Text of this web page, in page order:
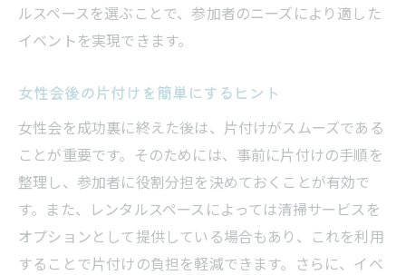
ルスペースを選ぶことで、参加者のニーズにより適した
イベントを実現できます。
女性会後の片付けを簡単にするヒント
女性会を成功裏に終えた後は、片付けがスムーズである
ことが重要です。そのためには、事前に片付けの手順を
整理し、参加者に役割分担を決めておくことが有効で
す。また、レンタルスペースによっては清掃サービスを
オプションとして提供している場合もあり、これを利用
することで片付けの負担を軽減できます。さらに、イベ